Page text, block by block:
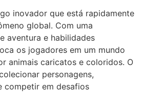
inovador que está rapidamente
global. Com uma
aventura e habilidades
os jogadores em um mundo
animais caricatos e coloridos. O
personagens,
competir em desafios